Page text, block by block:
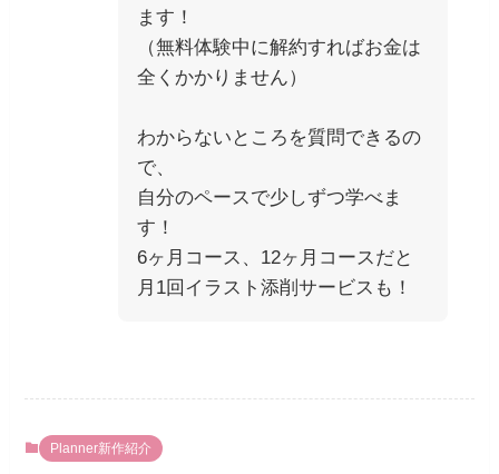
ます！
（無料体験中に解約すればお金は
全くかかりません）
わからないところを質問できるの
で、
自分のペースで少しずつ学べま
す！
6ヶ月コース、12ヶ月コースだと
月1回イラスト添削サービスも！
Planner新作紹介